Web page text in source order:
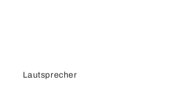
Lautsprecher